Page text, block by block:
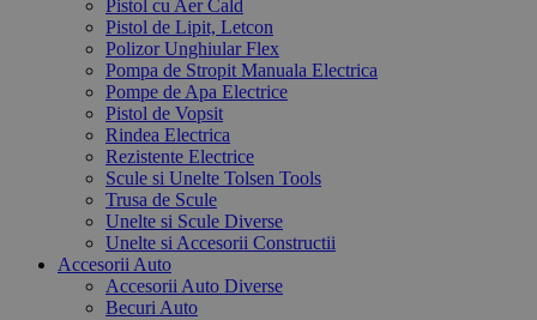
Pistol cu Aer Cald
Pistol de Lipit, Letcon
Polizor Unghiular Flex
Pompa de Stropit Manuala Electrica
Pompe de Apa Electrice
Pistol de Vopsit
Rindea Electrica
Rezistente Electrice
Scule si Unelte Tolsen Tools
Trusa de Scule
Unelte si Scule Diverse
Unelte si Accesorii Constructii
Accesorii Auto
Accesorii Auto Diverse
Becuri Auto